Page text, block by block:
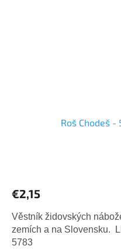
Roš Chodeš
€2,15
Věstník židovských
zemích a na Slovensku.
5783